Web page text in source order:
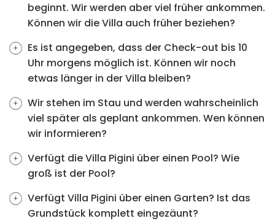
beginnt. Wir werden aber viel früher ankommen.
Können wir die Villa auch früher beziehen?
Es ist angegeben, dass der Check-out bis 10
Uhr morgens möglich ist. Können wir noch
etwas länger in der Villa bleiben?
Wir stehen im Stau und werden wahrscheinlich
viel später als geplant ankommen. Wen können
wir informieren?
Verfügt die Villa Pigini über einen Pool? Wie
groß ist der Pool?
Verfügt Villa Pigini über einen Garten? Ist das
Grundstück komplett eingezäunt?